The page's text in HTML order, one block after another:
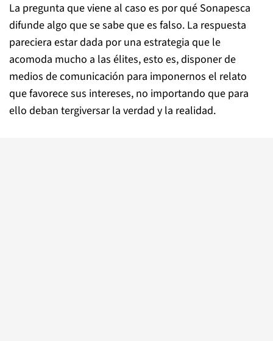
La pregunta que viene al caso es por qué Sonapesca
difunde algo que se sabe que es falso. La respuesta
pareciera estar dada por una estrategia que le
acomoda mucho a las élites, esto es, disponer de
medios de comunicación para imponernos el relato
que favorece sus intereses, no importando que para
ello deban tergiversar la verdad y la realidad.